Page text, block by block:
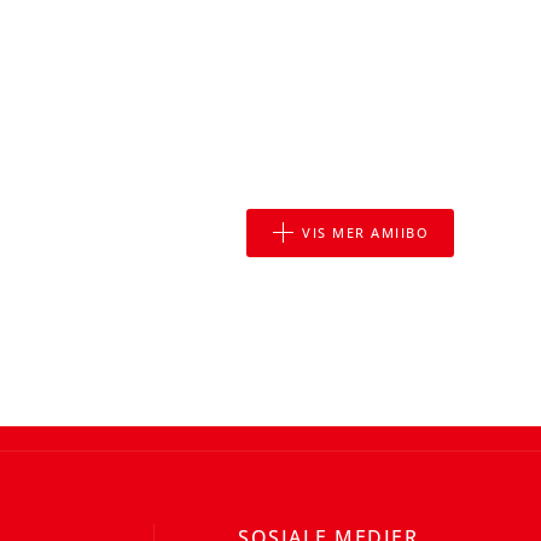
VIS MER AMIIBO